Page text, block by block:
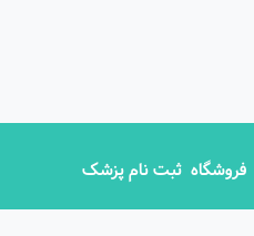
فروشگاه ثبت نام پزشک